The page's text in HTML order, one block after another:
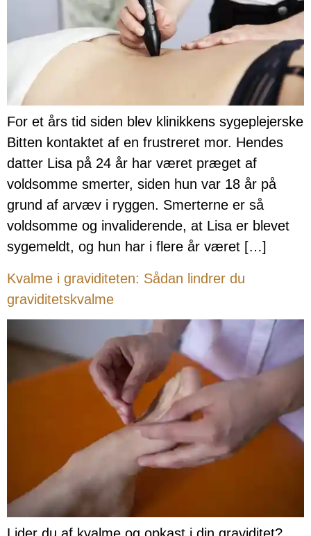
For et års tid siden blev klinikkens sygeplejerske
Bitten kontaktet af en frustreret mor. Hendes
datter Lisa på 24 år har været præget af
voldsomme smerter, siden hun var 18 år på
grund af arvæv i ryggen. Smerterne er så
voldsomme og invaliderende, at Lisa er blevet
sygemeldt, og hun har i flere år været […]
Kvalme i graviditeten: Sådan lindrer du
graviditetskvalme